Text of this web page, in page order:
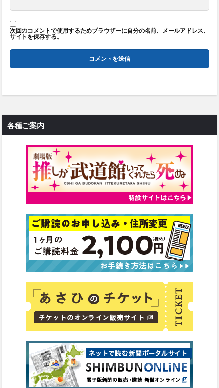
次回のコメントで使用するためブラウザーに自分の名前、メールアドレス、
サイトを保存する。
各種ご案内